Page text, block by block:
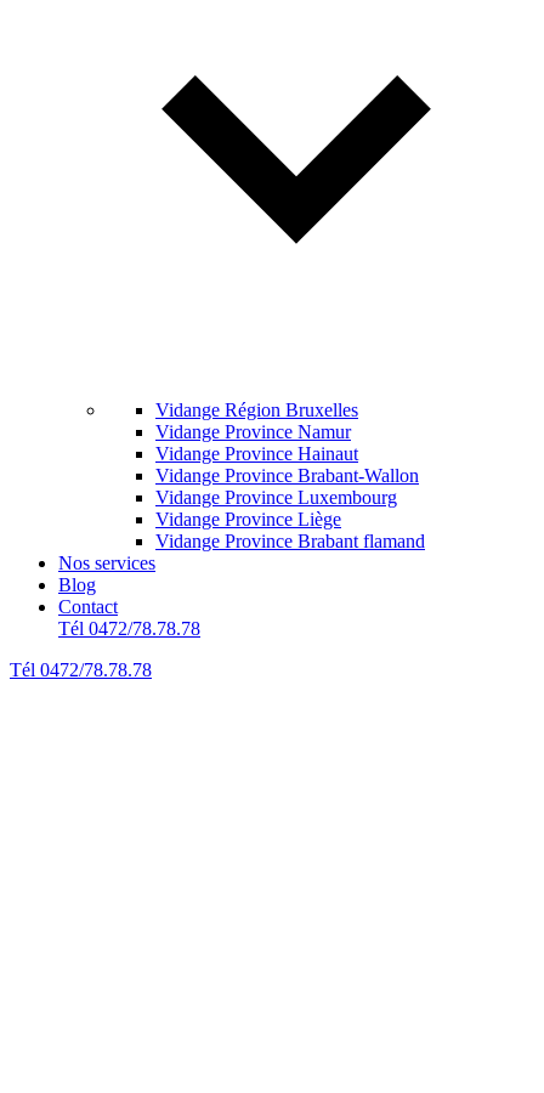
Vidange Région Bruxelles
Vidange Province Namur
Vidange Province Hainaut
Vidange Province Brabant-Wallon
Vidange Province Luxembourg
Vidange Province Liège
Vidange Province Brabant flamand
Nos services
Blog
Contact
Tél 0472/78.78.78
Tél 0472/78.78.78